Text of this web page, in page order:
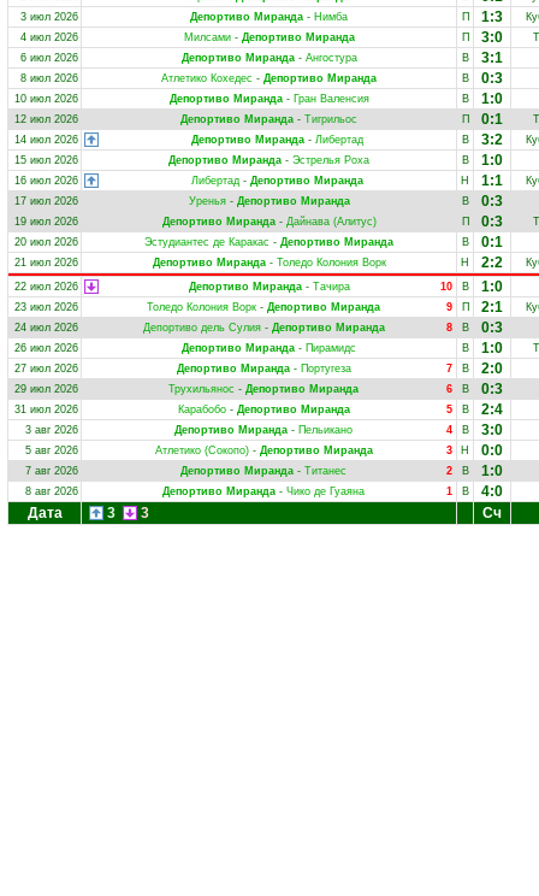
3 июл 2026
Депортиво Миранда - Нимба П 1:3
4 июл 2026
Милсами- Депортиво Миранда П 3:0
6 июл 2026
Депортиво Миранда- Ангостура В 3:1
8 июл 2026 Атлетико Кохедес - Депортиво Миранда В 0:3
10 июл 2026 Депортиво Миранда- Гран Валенсия В 1:0
12 июл 2026 Депортиво Миранда - Тигрильос П 0:1
14 июл 2026
Депортиво Миранда - Либертад В 3:2
15 июл 2026
Депортиво Миранда - Эстрелья Роха В 1:0
16 июл 2026 Либертад - Депортиво Миранда Н 1:1
17 июл 2026
Уренья- Депортиво Миранда В 0:3
19 июл 2026 Депортиво Миранда- Дайнава (Алитус) П 0:3
20 июл 2026
Эстудиантес де Каракас - Депортиво Миранда В 0:1
21 июл 2026 Депортиво Миранда- Толедо Колония Ворк Н 2:2
22 июл 2026
10
Депортиво Миранда- Тачира В 1:0
23 июл 2026 9
Толедо Колония Ворк - Депортиво Миранда П 2:1
24 июл 2026
8
Депортиво дель Сулия- Депортиво Миранда В 0:3
26 июл 2026 Депортиво Миранда - Пирамидс В 1:0
27 июл 2026
7
Депортиво Миранда- Португеза В 2:0
29 июл 2026 6
Трухильянос - Депортиво Миранда В 0:3
31 июл 2026 5
Карабобо- Депортиво Миранда В 2:4
3 авг 2026 4
Депортиво Миранда - Пельикано В 3:0
5 авг 2026 3
Атлетико (Сокопо)- Депортиво Миранда Н 0:0
7 авг 2026 2
Депортиво Миранда - Титанес В 1:0
8 авг 2026 1
Депортиво Миранда - Чико де Гуаяна В
4:0
Дата
3 3 Сч